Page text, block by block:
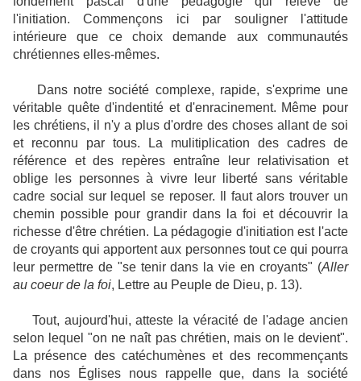
l'initiation. Commençons ici par souligner l'attitude
intérieure que ce choix demande aux communautés
chrétiennes elles-mêmes.
Dans notre société complexe, rapide, s'exprime une
véritable quête d'indentité et d'enracinement. Même pour
les chrétiens, il n'y a plus d'ordre des choses allant de soi
et reconnu par tous. La mulitiplication des cadres de
référence et des repères entraîne leur relativisation et
oblige les personnes à vivre leur liberté sans véritable
cadre social sur lequel se reposer. Il faut alors trouver un
chemin possible pour grandir dans la foi et découvrir la
richesse d'être chrétien. La pédagogie d'initiation est l'acte
de croyants qui apportent aux personnes tout ce qui pourra
leur permettre de "se tenir dans la vie en croyants" (Aller
au coeur de la foi, Lettre au Peuple de Dieu, p. 13).
Tout, aujourd'hui, atteste la véracité de l'adage ancien
selon lequel "on ne naît pas chrétien, mais on le devient".
La présence des catéchumènes et des recommençants
dans nos Églises nous rappelle que, dans la société